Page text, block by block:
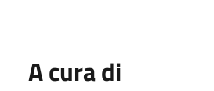
A cura di